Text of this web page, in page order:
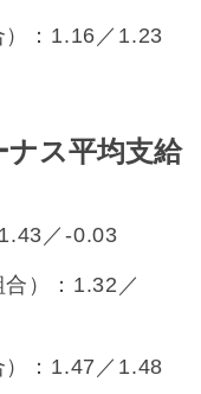
）：1.16／1.23
ナス平均支給
／-0.03
）：1.32／
）：1.47／1.48